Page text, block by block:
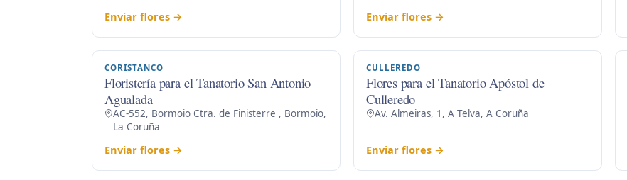
Enviar flores → Enviar flores →
CORISTANCO
Floristería para el Tanatorio San Antonio
Agualada
AC-552, Bormoio Ctra. de Finisterre , Bormoio,
La Coruña
Enviar flores →
CULLEREDO
Flores para el Tanatorio Apóstol de
Culleredo
Av. Almeiras, 1, A Telva, A Coruña
Enviar flores →